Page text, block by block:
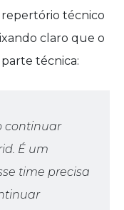
técnico
claro que o
técnica:
continuar
É um
time precisa